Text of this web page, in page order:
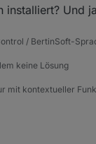
installiert? Und
/ BertinSoft-
keine Lösung
mit kontextueller